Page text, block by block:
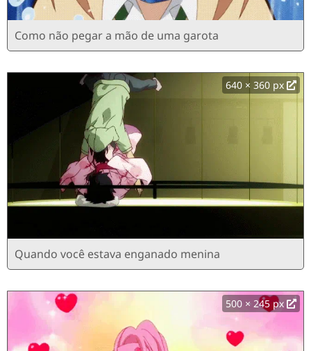
Como não pegar a mão de uma garota
640 × 360 px
Quando você estava enganado menina
500 × 245 px